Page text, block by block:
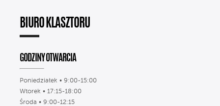
BIURO KLASZTORU
GODZINY OTWARCIA
Poniedziałek • 9:00-15:00
Wtorek • 17:15-18:00
Środa • 9:00-12:15